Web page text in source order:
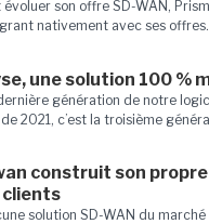
évoluer son offre SD-WAN,
nativement avec ses
une solution 100 %
génération de notre
2021, c’est la troisième
construit son propre
clients
solution SD-WAN du